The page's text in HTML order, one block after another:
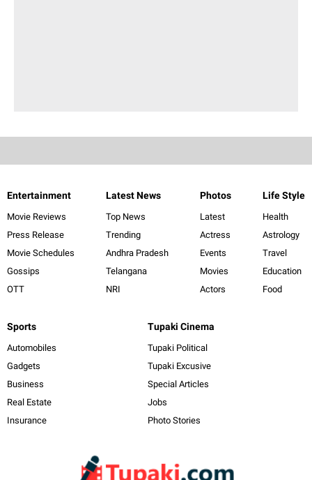
Entertainment
Movie Reviews
Press Release
Movie Schedules
Gossips
OTT
Latest News
Top News
Trending
Andhra Pradesh
Telangana
NRI
Photos
Latest
Actress
Events
Movies
Actors
Life Style
Health
Astrology
Travel
Education
Food
Sports
Automobiles
Gadgets
Business
Real Estate
Insurance
Tupaki Cinema
Tupaki Political
Tupaki Excusive
Special Articles
Jobs
Photo Stories